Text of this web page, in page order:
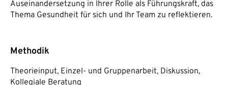
Auseinandersetzung in Ihrer Rolle als Führungskraft, das
Thema Gesundheit für sich und Ihr Team zu reflektieren.
Methodik
Theorieinput, Einzel- und Gruppenarbeit, Diskussion,
Kollegiale Beratung